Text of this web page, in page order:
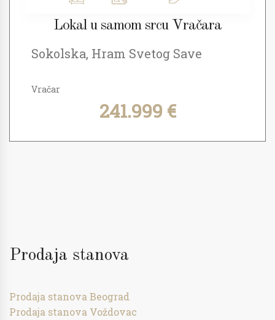
Lokal u samom srcu Vračara
Sokolska, Hram Svetog Save
Vračar
241.999 €
Prodaja stanova
Prodaja stanova Beograd
Prodaja stanova Voždovac